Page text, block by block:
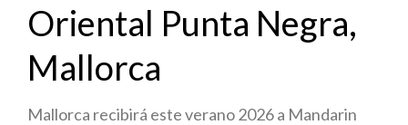
Oriental Punta Negra,
Mallorca
Mallorca recibirá este verano 2026 a Mandarin